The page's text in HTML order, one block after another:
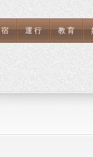
運行 教育